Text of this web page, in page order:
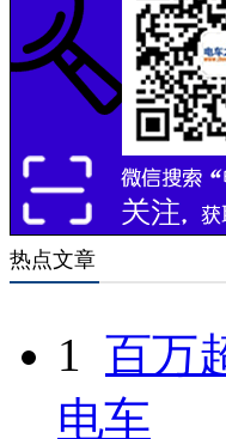
热点文章
1 百万
电车